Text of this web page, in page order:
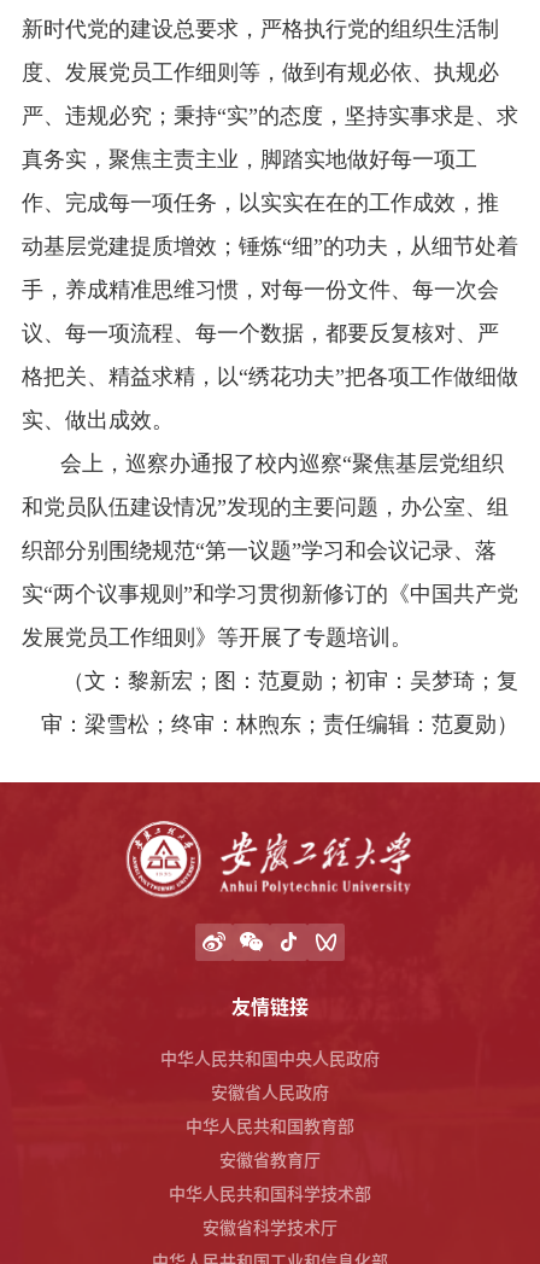
新时代党的建设总要求，严格执行党的组织生活制
度、发展党员工作细则等，做到有规必依、执规必
严、违规必究；秉持“实”的态度，坚持实事求是、求
真务实，聚焦主责主业，脚踏实地做好每一项工
作、完成每一项任务，以实实在在的工作成效，推
动基层党建提质增效 ；锤炼“细”的功夫，从细节处着
手，养成精准思维习惯，对每一份文件、每一次会
议、每一项流程、每一个数据，都要反复核对、严
格把关、精益求精，以“绣花功夫”把各项工作做细做
实、做出成效。
会上，巡察办通报了校内巡察“聚焦基层党组织
和党员队伍建设情况”发现的主要问题，办公室、组
织部分别围绕规范“第一议题”学习和会议记录、落
实“两个议事规则 ”和学习贯彻新修订的《中国共产党
发展党员工作细则》等开展了专题培训。
（文：黎新宏；图：范夏勋；初审：吴梦琦；复
审：梁雪松；终审：林煦东；责任编辑：范夏勋）
友情链接
中华人民共和国中央人民政府
安徽省人民政府
中华人民共和国教育部
安徽省教育厅
中华人民共和国科学技术部
安徽省科学技术厅